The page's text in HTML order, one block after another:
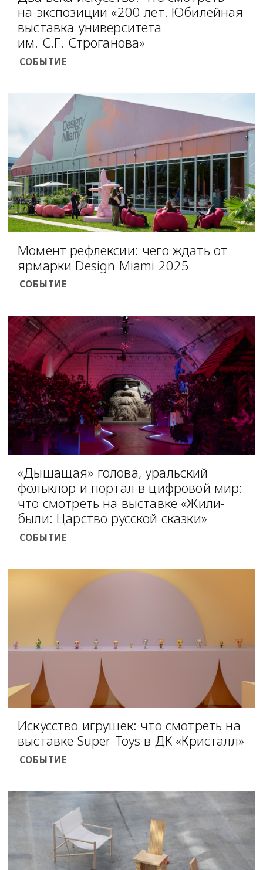
на экспозиции «200 лет. Юбилейная
выставка университета
им. С.Г. Строганова»
СОБЫТИЕ
Момент рефлексии: чего ждать от
ярмарки Design Miami 2025
СОБЫТИЕ
«Дышащая» голова, уральский
фольклор и портал в цифровой мир:
что смотреть на выставке «Жили-
были: Царство русской сказки»
СОБЫТИЕ
Искусство игрушек: что смотреть на
выставке Super Toys в ДК «Кристалл»
СОБЫТИЕ